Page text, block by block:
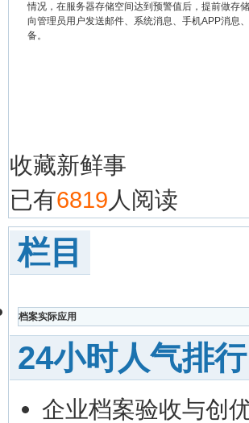
情况，在服务器存储空间达到预警值后，提前做存
向管理员用户发送邮件、系统消息、手机APP消息
备。
收藏新鲜事
已有6819 人阅读
栏目
档案实际应用
24小时人气排行
企业档案验收与创